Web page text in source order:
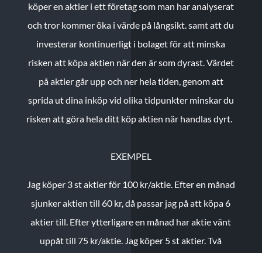
köper en aktier i ett företag som man har analyserat
och tror kommer öka i värde på långsikt. samt att du
investerar kontinuerligt i bolaget för att minska
risken att köpa aktien när den är som dyrast. Värdet
på aktier går upp och ner hela tiden, genom att
sprida ut dina inköp vid olika tidpunkter minskar du
risken att göra hela ditt köp aktien när handlas dyrt.
EXEMPEL
Jag köper 3 st aktier för 100 kr/aktie. Efter en månad
sjunker aktien till 60 kr, då passar jag på att köpa 6
aktier till. Efter ytterligare en månad har aktie vänt
uppåt till 75 kr/aktie. Jag köper 5 st aktier.Två